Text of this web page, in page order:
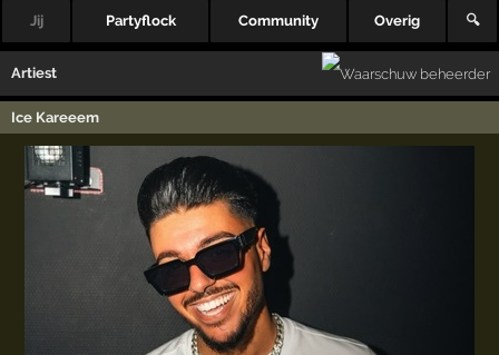
Jij Partyflock Community Overig 🔍
Artiest
Ice Kareeem